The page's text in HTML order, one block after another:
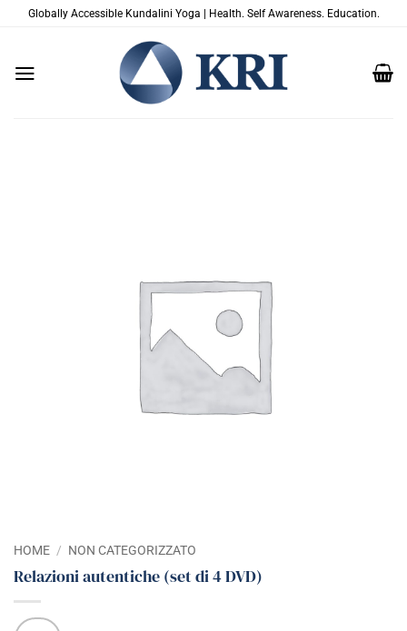
SaltaGlobally Accessible Kundalini Yoga | Health. Self Awareness. Education.
HOME / NON CATEGORIZZATO
Relazioni autentiche (set di 4 DVD)